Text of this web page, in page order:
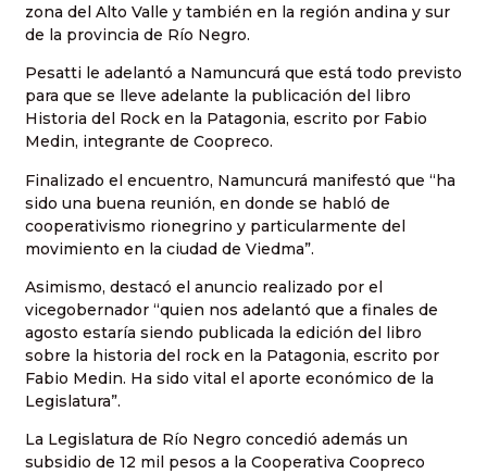
zona del Alto Valle y también en la región andina y sur
de la provincia de Río Negro.
Pesatti le adelantó a Namuncurá que está todo previsto
para que se lleve adelante la publicación del libro
Historia del Rock en la Patagonia, escrito por Fabio
Medin, integrante de Coopreco.
Finalizado el encuentro, Namuncurá manifestó que “ha
sido una buena reunión, en donde se habló de
cooperativismo rionegrino y particularmente del
movimiento en la ciudad de Viedma”.
Asimismo, destacó el anuncio realizado por el
vicegobernador “quien nos adelantó que a finales de
agosto estaría siendo publicada la edición del libro
sobre la historia del rock en la Patagonia, escrito por
Fabio Medin. Ha sido vital el aporte económico de la
Legislatura”.
La Legislatura de Río Negro concedió además un
subsidio de 12 mil pesos a la Cooperativa Coopreco